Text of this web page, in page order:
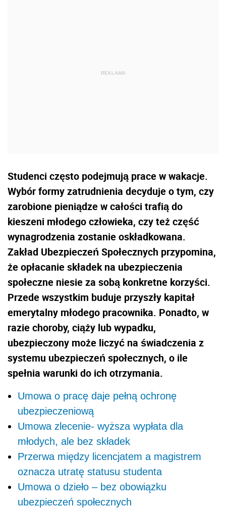
Studenci często podejmują prace w wakacje.
Wybór formy zatrudnienia decyduje o tym, czy
zarobione pieniądze w całości trafią do
kieszeni młodego człowieka, czy też część
wynagrodzenia zostanie oskładkowana.
Zakład Ubezpieczeń Społecznych przypomina,
że opłacanie składek na ubezpieczenia
społeczne niesie za sobą konkretne korzyści.
Przede wszystkim buduje przyszły kapitał
emerytalny młodego pracownika. Ponadto, w
razie choroby, ciąży lub wypadku,
ubezpieczony może liczyć na świadczenia z
systemu ubezpieczeń społecznych, o ile
spełnia warunki do ich otrzymania.
Umowa o pracę daje pełną ochronę
ubezpieczeniową
Umowa zlecenie- wyższa wypłata dla
młodych, ale bez składek
Przerwa między licencjatem a magistrem
oznacza utratę statusu studenta
Umowa o dzieło – bez obowiązku
ubezpieczeń społecznych